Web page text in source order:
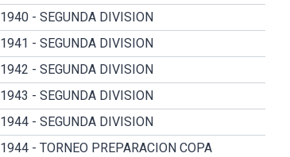
1940 - SEGUNDA DIVISION
1941 - SEGUNDA DIVISION
1942 - SEGUNDA DIVISION
1943 - SEGUNDA DIVISION
1944 - SEGUNDA DIVISION
1944 - TORNEO PREPARACION COPA